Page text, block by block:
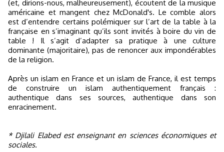
(et, dirions-nous, malheureusement), écoutent de la musique
américaine et mangent chez McDonald's. Le comble alors
est d’entendre certains polémiquer sur l’art de la table à la
française en s’imaginant qu’ils sont invités à boire du vin de
table ! Il s’agit d’adapter sa pratique à une culture
dominante (majoritaire), pas de renoncer aux impondérables
de la religion.
Après un islam en France et un islam de France, il est temps
de construire un islam authentiquement français :
authentique dans ses sources, authentique dans son
enracinement.
* Djilali Elabed est enseignant en sciences économiques et
sociales.